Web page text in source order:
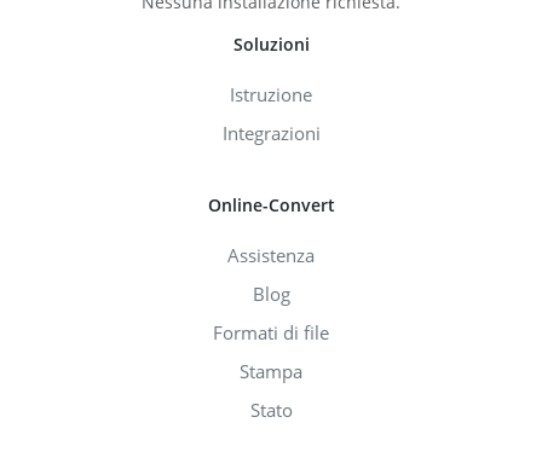
Soluzioni
Istruzione
Integrazioni
Online-Convert
Assistenza
Blog
Formati di file
Stampa
Stato